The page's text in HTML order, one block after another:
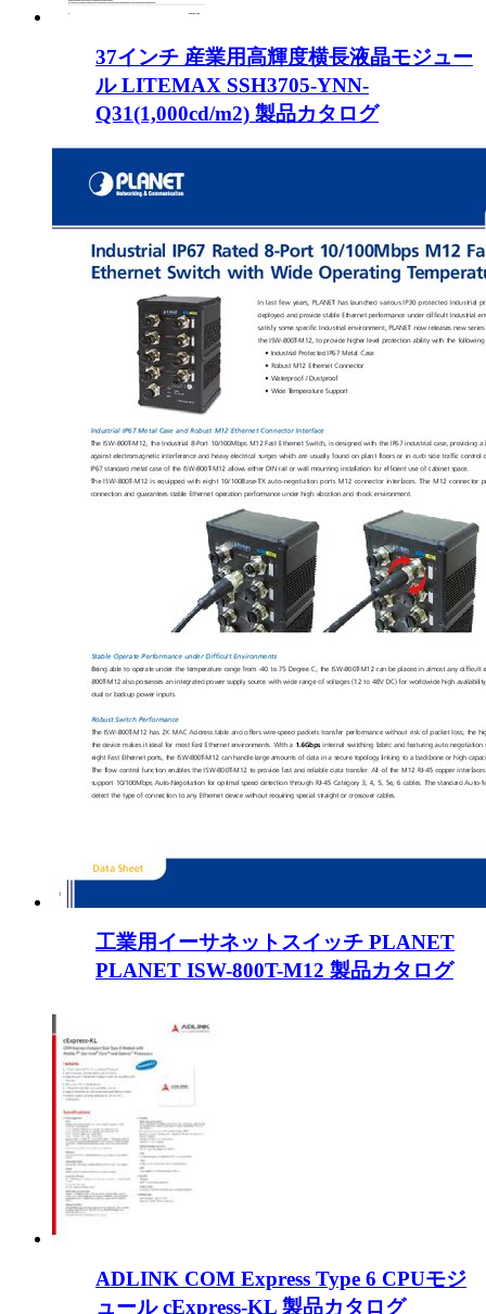
37インチ 産業用高輝度横長液晶モジュー
ル LITEMAX SSH3705-YNN-
Q31(1,000cd/m2) 製品カタログ
工業用イーサネットスイッチ PLANET
PLANET ISW-800T-M12 製品カタログ
ADLINK COM Express Type 6 CPUモジ
ュール cExpress-KL 製品カタログ